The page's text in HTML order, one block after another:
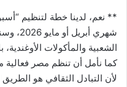
** نعم، لدينا خطة لتنظيم
شهري
الشعبية والمأكولات
كما نأمل أن تنظم مصر فعالية
لأن التبادل الثقافي هو